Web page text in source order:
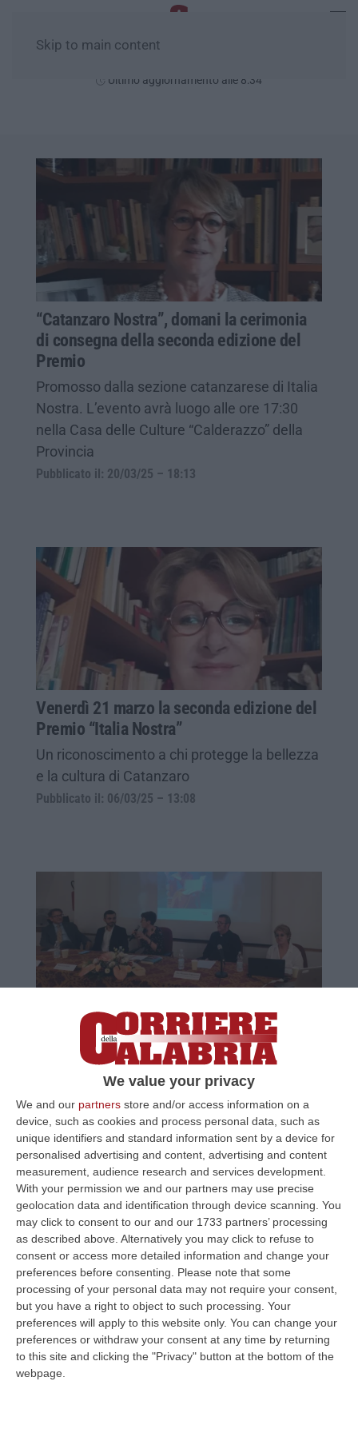
We value your privacy
We and our partners store and/or access information on a
device, such as cookies and process personal data, such as
unique identifiers and standard information sent by a device for
personalised advertising and content, advertising and content
measurement, audience research and services development.
With your permission we and our partners may use precise
geolocation data and identification through device scanning. You
may click to consent to our and our 1733 partners’ processing
as described above. Alternatively you may click to refuse to
consent or access more detailed information and change your
preferences before consenting.
Please note that some
processing of your personal data may not require your consent,
but you have a right to object to such processing. Your
preferences will apply to this website only. You can change your
preferences or withdraw your consent at any time by returning
to this site and clicking the "Privacy" button at the bottom of the
webpage.
Skip to main content
Ultimo aggiornamento alle 8:34
“Catanzaro Nostra”, domani la cerimonia
di consegna della seconda edizione del
Premio
Promosso dalla sezione catanzarese di Italia
Nostra. L’evento avrà luogo alle ore 17:30
nella Casa delle Culture “Calderazzo” della
Provincia
Pubblicato il: 20/03/25 – 18:13
Venerdì 21 marzo la seconda edizione del
Premio “Italia Nostra”
Un riconoscimento a chi protegge la bellezza
e la cultura di Catanzaro
Pubblicato il: 06/03/25 – 13:08
Catanzaro, presentato in prima nazionale
il libro di Denis de Sainte-Marthe su
Cassiodoro
Iniziativa a cura di Italia Nostra. Si tratta di un
volume rimasto inedito in lingua italiana per
oltre tre secoli
Pubblicato il: 26/06/24 – 14:51